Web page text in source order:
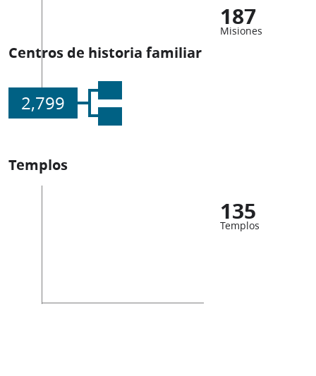
187
Misiones
Centros de historia familiar
2,799
Templos
135
Templos